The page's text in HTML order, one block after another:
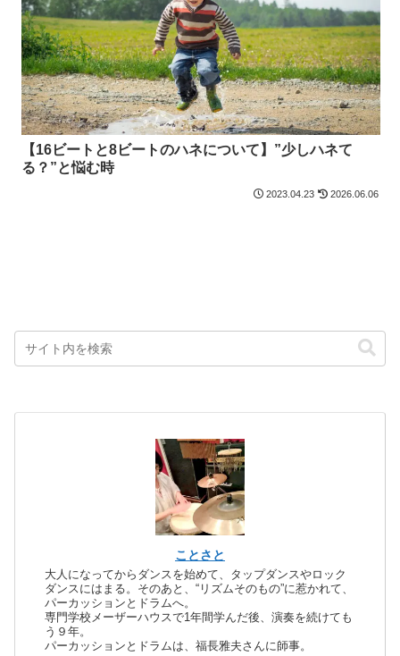
【16ビートと8ビートのハネについて】”少しハネて
る？”と悩む時
2023.04.23 2026.06.06
ことさと
大人になってからダンスを始めて、タップダンスやロック
ダンスにはまる。そのあと、“リズムそのもの”に惹かれて、
パーカッションとドラムへ。
専門学校メーザーハウスで1年間学んだ後、演奏を続けても
う９年。
パーカッションとドラムは、福長雅夫さんに師事。